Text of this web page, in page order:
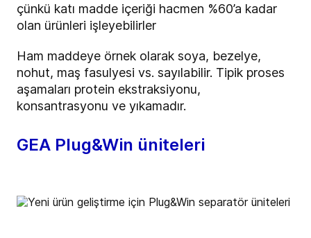
çünkü katı madde içeriği hacmen %60’a kadar
olan ürünleri işleyebilirler
Ham maddeye örnek olarak soya, bezelye,
nohut, maş fasulyesi vs. sayılabilir. Tipik proses
aşamaları protein ekstraksiyonu,
konsantrasyonu ve yıkamadır.
GEA Plug&Win üniteleri